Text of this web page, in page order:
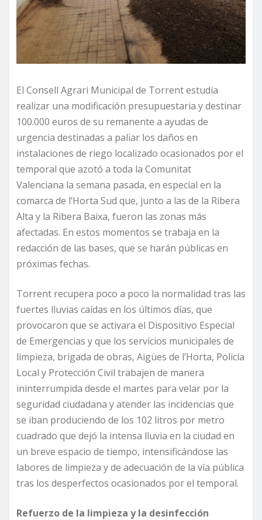
El Consell Agrari Municipal de Torrent estudia
realizar una modificación presupuestaria y destinar
100.000 euros de su remanente a ayudas de
urgencia destinadas a paliar los daños en
instalaciones de riego localizado ocasionados por el
temporal que azotó a toda la Comunitat
Valenciana la semana pasada, en especial en la
comarca de l’Horta Sud que, junto a las de la Ribera
Alta y la Ribera Baixa, fueron las zonas más
afectadas. En estos momentos se trabaja en la
redacción de las bases, que se harán públicas en
próximas fechas.
Torrent recupera poco a poco la normalidad tras las
fuertes lluvias caídas en los últimos días, que
provocaron que se activara el Dispositivo Especial
de Emergencias y que los servicios municipales de
limpieza, brigada de obras, Aigües de l’Horta, Policía
Local y Protección Civil trabajen de manera
ininterrumpida desde el martes para velar por la
seguridad ciudadana y atender las incidencias que
se iban produciendo de los 102 litros por metro
cuadrado que dejó la intensa lluvia en la ciudad en
un breve espacio de tiempo, intensificándose las
labores de limpieza y de adecuación de la vía pública
tras los desperfectos ocasionados por el temporal.
Refuerzo de la limpieza yla desinfección